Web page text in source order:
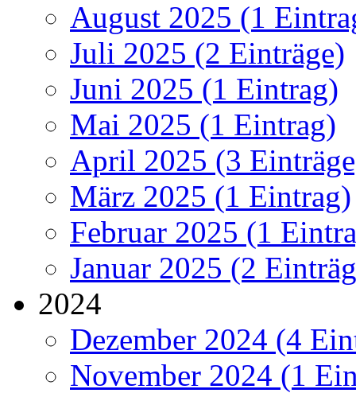
August 2025 (1
Juli 2025 (2 Einträge)
Juni 2025 (1 Eintrag)
Mai 2025 (1 Eintrag)
April 2025 (3
März 2025 (1 Eintrag)
Februar 2025 (1
Januar 2025 (2
2024
Dezember 2024 (4
November 2024 (1